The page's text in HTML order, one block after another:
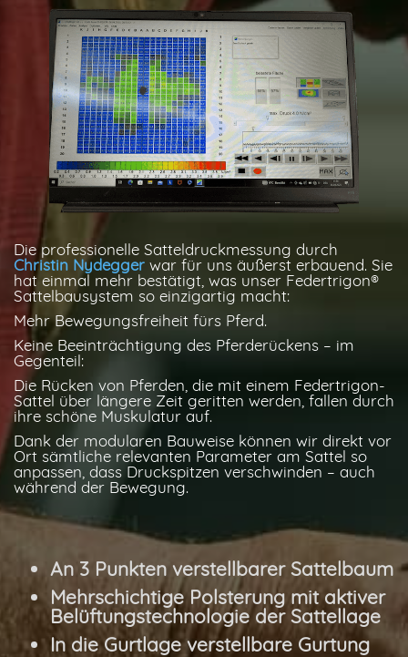
Die professionelle Satteldruckmessung durch
Christin Nydegger war für uns äußerst erbauend. Sie
hat einmal mehr bestätigt, was unser Federtrigon®
Sattelbausystem so einzigartig macht:
Mehr Bewegungsfreiheit fürs Pferd.
Keine Beeinträchtigung des Pferderückens – im
Gegenteil:
Die Rücken von Pferden, die mit einem Federtrigon-
Sattel über längere Zeit geritten werden, fallen durch
ihre schöne Muskulatur auf.
Dank der modularen Bauweise können wir direkt vor
Ort sämtliche relevanten Parameter am Sattel so
anpassen, dass Druckspitzen verschwinden – auch
während der Bewegung.
An 3 Punkten verstellbarer Sattelbaum
Mehrschichtige Polsterung mit aktiver
Belüftungstechnologie der Sattellage
In die Gurtlage verstellbare Gurtung